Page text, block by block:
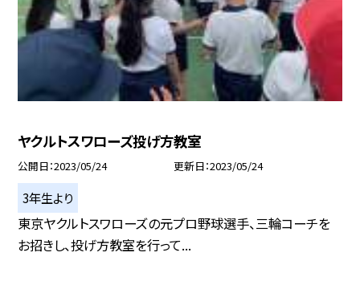
ヤクルトスワローズ投げ方教室
公開日 2023/05/24 更新日 2023/05/24
3年生より
東京ヤクルトスワローズの元プロ野球選手、三輪コーチを
お招きし、投げ方教室を行って...